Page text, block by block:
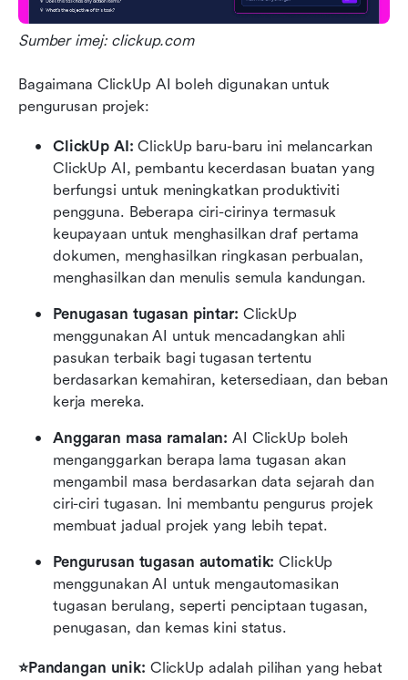
Sumber imej: clickup.com
Bagaimana ClickUp AI boleh digunakan untuk
pengurusan projek:
ClickUp AI: ClickUp baru-baru ini melancarkan
ClickUp AI, pembantu kecerdasan buatan yang
berfungsi untuk meningkatkan produktiviti
pengguna. Beberapa ciri-cirinya termasuk
keupayaan untuk menghasilkan draf pertama
dokumen, menghasilkan ringkasan perbualan,
menghasilkan dan menulis semula kandungan.
Penugasan tugasan pintar: ClickUp
menggunakan AI untuk mencadangkan ahli
pasukan terbaik bagi tugasan tertentu
berdasarkan kemahiran, ketersediaan, dan beban
kerja mereka.
Anggaran masa ramalan: AI ClickUp boleh
menganggarkan berapa lama tugasan akan
mengambil masa berdasarkan data sejarah dan
ciri-ciri tugasan. Ini membantu pengurus projek
membuat jadual projek yang lebih tepat.
Pengurusan tugasan automatik: ClickUp
menggunakan AI untuk mengautomasikan
tugasan berulang, seperti penciptaan tugasan,
penugasan, dan kemas kini status.
⭐Pandangan unik: ClickUp adalah pilihan yang hebat